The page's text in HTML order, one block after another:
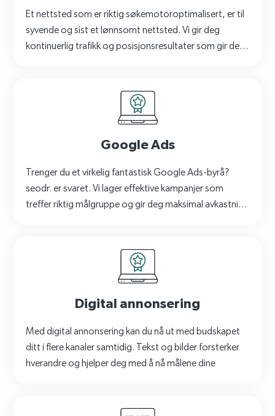
Et nettsted som er riktig søkemotoroptimalisert, er til
syvende og sist et lønnsomt nettsted. Vi gir deg
kontinuerlig trafikk og posisjonsresultater som gir deg
Google Ads
Trenger du et virkelig fantastisk Google Ads-byrå?
seodr. er svaret. Vi lager effektive kampanjer som
treffer riktig målgruppe og gir deg maksimal avkastning
Digital annonsering
Med digital annonsering kan du nå ut med budskapet
ditt i flere kanaler samtidig. Tekst og bilder forsterker
hverandre og hjelper deg med å nå målene dine